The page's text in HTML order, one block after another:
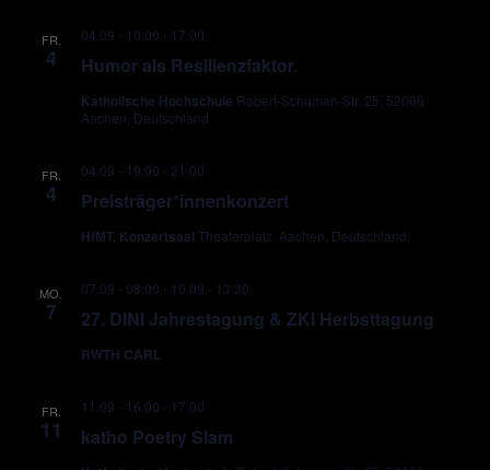
FR.
4 Humor als Resilienzfaktor.
04.09 - 10:00 - 17:00
Katholische Hochschule Robert-Schuman-Str. 25, 52066
Aachen, Deutschland
FR.
4 Preisträger*innenkonzert
04.09 - 19:00 - 21:00
HfMT, Konzertsaal Theaterplatz, Aachen, Deutschland
MO.
7 27. DINI Jahrestagung & ZKI Herbsttagung
07.09 - 08:00 - 10.09 - 13:30
RWTH CARL
FR.
11 katho Poetry Slam
11.09 - 16:00 - 17:00